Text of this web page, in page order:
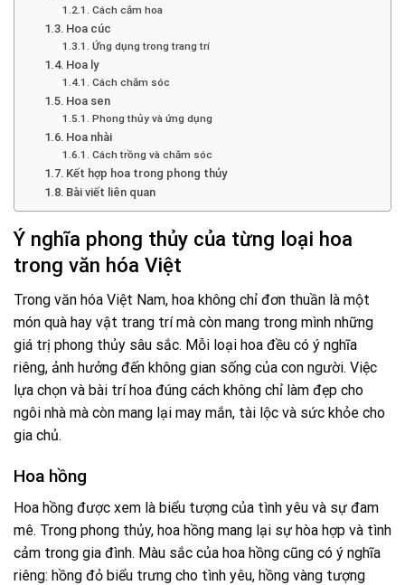
Cách cắm hoa
Hoa cúc
Ứng dụng trong trang trí
Hoa ly
Cách chăm sóc
Hoa sen
Phong thủy và ứng dụng
Hoa nhài
Cách trồng và chăm sóc
Kết hợp hoa trong phong thủy
Bài viết liên quan
Ý nghĩa phong thủy của từng loại hoa
trong văn hóa Việt
Trong văn hóa Việt Nam, hoa không chỉ đơn thuần là một
món quà hay vật trang trí mà còn mang trong mình những
giá trị phong thủy sâu sắc. Mỗi loại hoa đều có ý nghĩa
riêng, ảnh hưởng đến không gian sống của con người. Việc
lựa chọn và bài trí hoa đúng cách không chỉ làm đẹp cho
ngôi nhà mà còn mang lại may mắn, tài lộc và sức khỏe cho
gia chủ.
Hoa hồng
Hoa hồng được xem là biểu tượng của tình yêu và sự đam
mê. Trong phong thủy, hoa hồng mang lại sự hòa hợp và tình
cảm trong gia đình. Màu sắc của hoa hồng cũng có ý nghĩa
riêng: hồng đỏ biểu trưng cho tình yêu, hồng vàng tượng